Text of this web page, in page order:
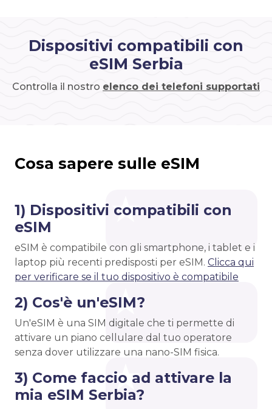
Dispositivi compatibili con
eSIM Serbia
Controlla il nostro elenco dei telefoni supportati
Cosa sapere sulle eSIM
1) Dispositivi compatibili con
eSIM
eSIM è compatibile con gli smartphone, i tablet e i
laptop più recenti predisposti per eSIM. Clicca qui
per verificare se il tuo dispositivo è compatibile
2) Cos'è un'eSIM?
Un'eSIM è una SIM digitale che ti permette di
attivare un piano cellulare dal tuo operatore
senza dover utilizzare una nano-SIM fisica.
3) Come faccio ad attivare la
mia eSIM Serbia?